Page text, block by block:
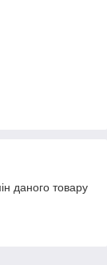
даного товару